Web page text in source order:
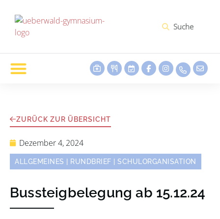
ZURÜCK ZUR ÜBERSICHT
Dezember 4, 2024
ALLGEMEINES RUNDBRIEF SCHULORGANISATION
Bussteigbelegung ab 15.12.24